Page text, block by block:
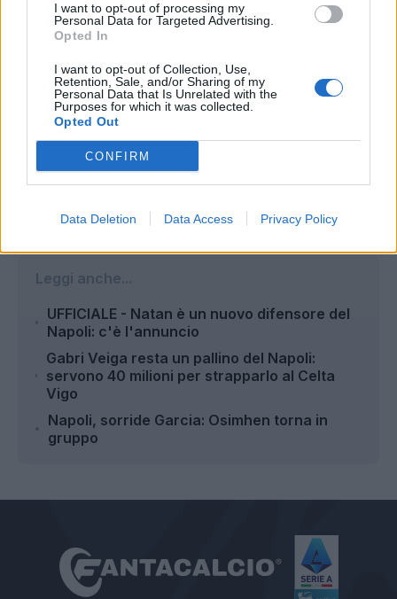
I want to opt-out of processing my
Personal Data for Targeted Advertising.
Opted In
I want to opt-out of Collection, Use,
Retention, Sale, and/or Sharing of my
Personal Data that Is Unrelated with the
Purposes for which it was collected.
Opted Out
CONFIRM
Data Deletion Data Access Privacy Policy
Leggi anche...
UFFICIALE - Natan è un nuovo difensore del
Napoli: c'è l'annuncio
Gabri Veiga resta un pallino del Napoli:
servono 40 milioni per strapparlo al Celta
Vigo
Napoli, sorride Garcia: Osimhen torna in
gruppo